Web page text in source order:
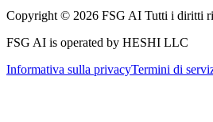
Copyright © 2026 FSG AI Tutti i diritti
FSG AI is operated by HESHI LLC
Informativa sulla privacyTermini di